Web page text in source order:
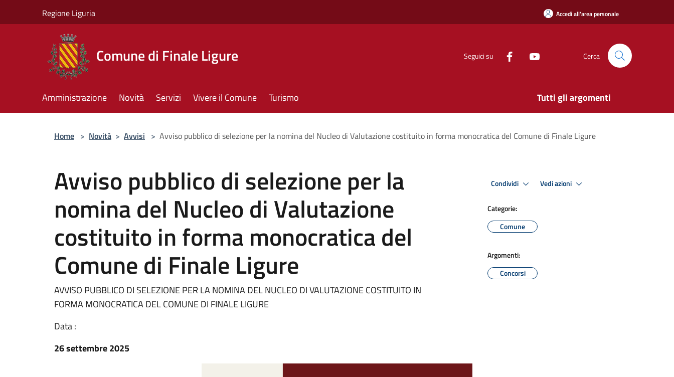
Regione Liguria Accedi all'area personale
Comune di Finale Ligure Seguici su Cerca
Amministrazione Novità Servizi Vivere il Comune Turismo Tutti gli argomenti
Home > Novità > Avvisi > Avviso pubblico di selezione per la nomina del Nucleo di Valutazione costituito in forma monocratica del Comune di Finale Ligure
Avviso pubblico di selezione per la
nomina del Nucleo di Valutazione
costituito in forma monocratica del
Comune di Finale Ligure
AVVISO PUBBLICO DI SELEZIONE PER LA NOMINA DEL NUCLEO DI VALUTAZIONE COSTITUITO IN
FORMA MONOCRATICA DEL COMUNE DI FINALE LIGURE
Data :
26 settembre 2025
Condividi Vedi azioni
Categorie:
Comune
Argomenti:
Concorsi